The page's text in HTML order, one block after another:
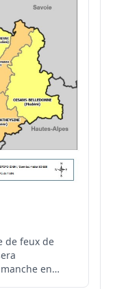
de feux de
en